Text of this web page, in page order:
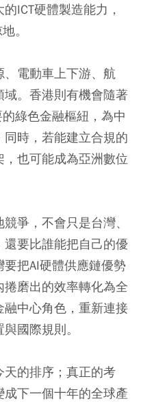
ICT硬體製造能力，
。
電動車上下游、航
。香港則有機會隨著
綠色金融樞紐，為中
時，若能建立合規的
也可能成為亞洲數位
爭，不會只是台灣、
要比誰能把自己的優
把AI硬體供應鏈優勢
磨出的效率轉化為全
中心角色，重新連接
國際規則。
的排序；真正的考
下一個十年的全球產